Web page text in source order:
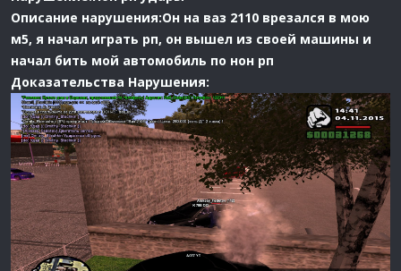
Описание нарушения:Он на ваз 2110 врезался в мою
м5, я начал играть рп, он вышел из своей машины и
начал бить мой автомобиль по нон рп
Доказательства Нарушения: